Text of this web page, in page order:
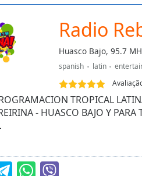
Radio
Huasco Bajo, 95.7
spanish latin
TROPICAL
- HUASCO BAJO Y